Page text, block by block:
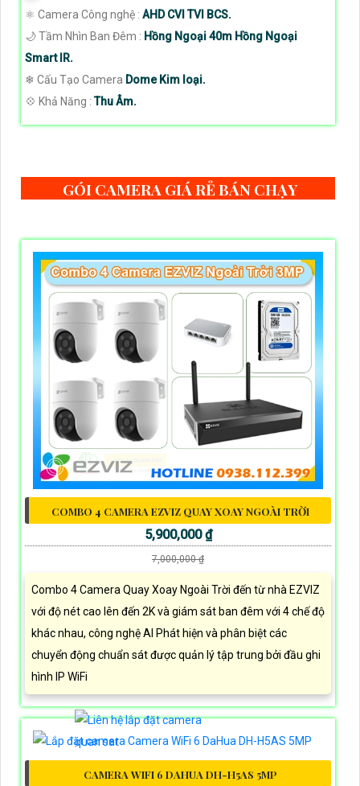
⚛️ Camera Công nghệ : AHD CVI TVI BCS.
🌙 Tầm Nhìn Ban Đêm : Hồng Ngoại 40m Hồng Ngoại
Smart IR.
❄ Cấu Tạo Camera Dome Kim loại.
️💠 Khả Năng :Thu Âm.
GÓI CAMERA GIÁ RẺ BÁN CHẠY
COMBO 4 CAMERA EZVIZ QUAY XOAY NGOÀI TRỜI
5,900,000 ₫
7,000,000 ₫
Combo 4 Camera Quay Xoay Ngoài Trời đến từ nhà EZVIZ
với độ nét cao lên đến 2K và giám sát ban đêm với 4 chế độ
khác nhau, công nghệ AI Phát hiện và phân biệt các
chuyển động chuẩn sát được quản lý tập trung bởi đầu ghi
hình IP WiFi
CAMERA WIFI 6 DAHUA DH-H5AS 5MP